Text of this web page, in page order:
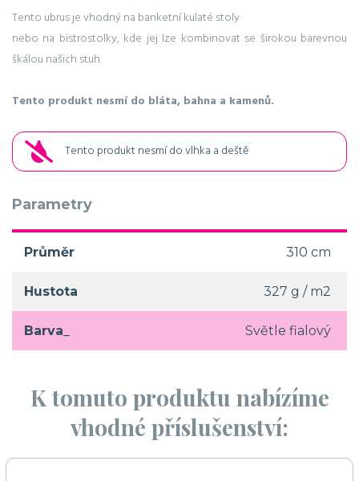
Tento ubrus je vhodný na banketní kulaté stoly
nebo na bistrostolky, kde jej lze kombinovat se širokou barevnou
škálou našich stuh.
Tento produkt nesmí do bláta, bahna a kamenů.
Tento produkt nesmí do vlhka a deště
Parametry
Průměr 310 cm
Hustota 327 g / m2
Barva_ Světle fialový
K tomuto produktu nabízíme
vhodné příslušenství: